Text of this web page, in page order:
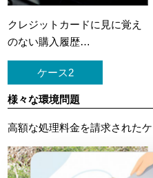
クレジットカードに 見に覚え
のない購入履歴…
ケース2
様々な環境問題
高額な処理料金を請求された